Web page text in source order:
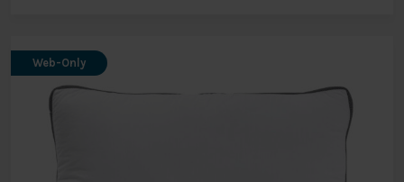
Web-Only